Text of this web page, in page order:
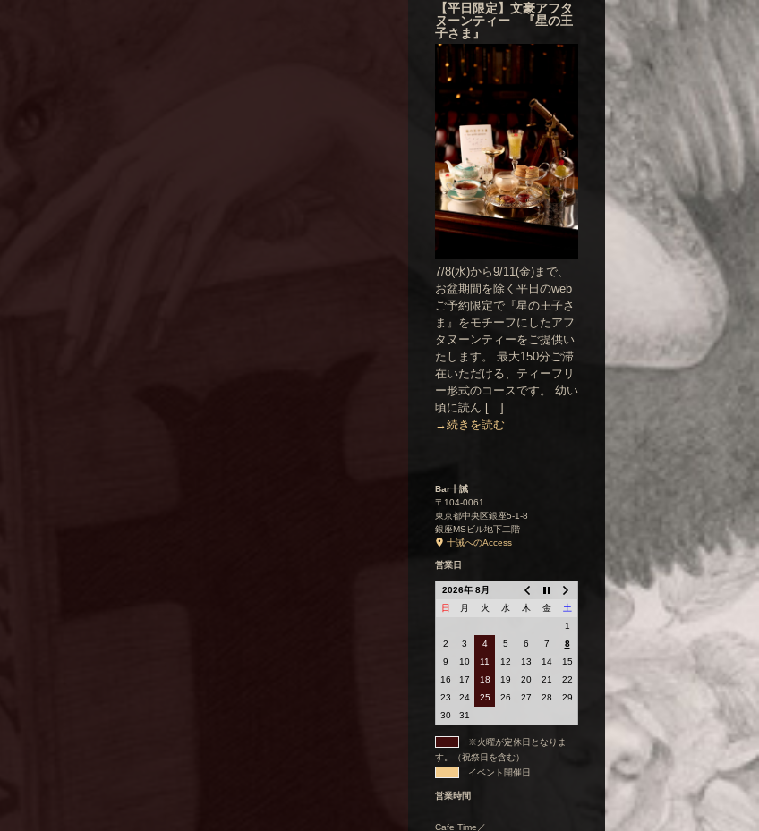
【平日限定】文豪アフタ
ヌーンティー 『星の王
子さま』
7/8(水)から9/11(金)まで、
お盆期間を除く平日のweb
ご予約限定で『星の王子さ
ま』をモチーフにしたアフ
タヌーンティーをご提供い
たします。 最大150分ご滞
在いただける、ティーフリ
ー形式のコースです。 幼い
頃に読ん […]
→続きを読む
Bar十誡
〒104-0061
東京都中央区銀座5-1-8
銀座MSビル地下二階
十誡へのAccess
営業日
2026年 8月
日
月 火 水 木 金
土
1
2
3 4 5 6 7
8
9
10 11 12 13 14
15
16
17 18 19 20 21
22
23
24 25 26 27 28
29
30
31
※火曜が定休日となりま
す。（祝祭日を含む）
イベント開催日
営業時間
Cafe Time／